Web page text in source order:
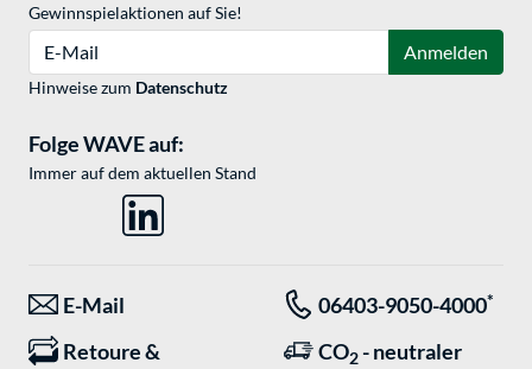
Gewinnspielaktionen auf Sie!
Anmelden
Hinweise zum Datenschutz
Folge WAVE auf:
Immer auf dem aktuellen Stand
E-Mail 06403-9050-4000*
Retoure &
CO2 - neutraler